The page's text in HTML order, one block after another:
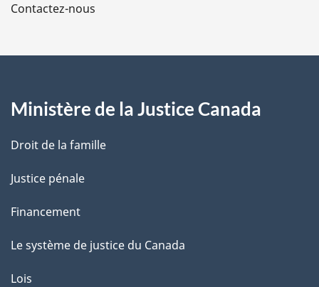
a
e
Contactez-nous
Ministère de la Justice Canada
Droit de la famille
Justice pénale
Financement
Le système de justice du Canada
Lois